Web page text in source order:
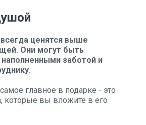
ценятся выше
Они могут быть
заботой и
главное в подарке - это
которые вы вложите в его